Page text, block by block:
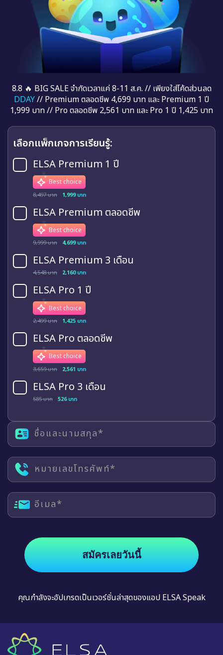
8.8 🔥 BIG SALE จำกัดเวลาแค่ 8-11 ส.ค. // เพียงใส่โค้ดส่วนลด
DDAY// Premium ตลอดชีพ 4,699 บาท และ Premium 1 ปี
1,999 บาท // Pro ตลอดชีพ 2,561 บาท และ Pro 1 ปี 1,425 บาท
เลือกแพ็กเกจการเรียนรู้:
ELSA Premium 1 ปี
Best choice
8,497 บาท 1,999 บาท
ELSA Premium ตลอดชีพ
Best choice
9,999 บาท 4,699 บาท
ELSA Premium 3 เดือน
4,548 บาท 2,160 บาท
ELSA Pro 1 ปี
Best choice
2,499 บาท 1,425 บาท
ELSA Pro ตลอดชีพ
Best choice
3,659 บาท 2,561 บาท
ELSA Pro 3 เดือน
585 บาท 526 บาท
ชื่อและนามสกุล*
หมายเลขโทรศัพท์*
อีเมล*
สมัครเลยวันนี้
คุณกำลังจะอัปเกรดเป็นเวอร์ชั่นล่าสุดของแอป ELSA Speak